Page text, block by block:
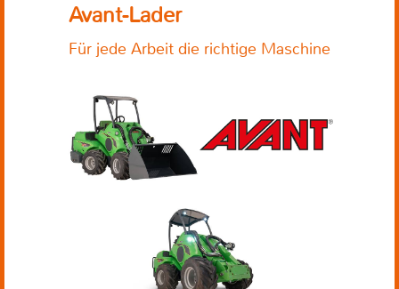
Avant-Lader
Für jede Arbeit die richtige Maschine